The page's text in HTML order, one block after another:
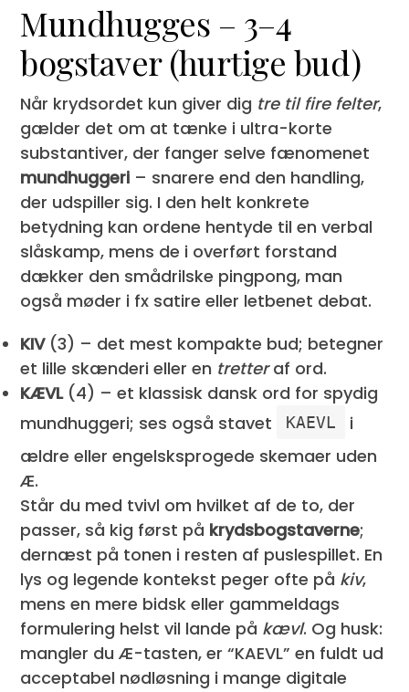
Mundhugges – 3–4
bogstaver (hurtige bud)
Når krydsordet kun giver dig tre til fire felter,
gælder det om at tænke i ultra-korte
substantiver, der fanger selve fænomenet
mundhuggeri – snarere end den handling,
der udspiller sig. I den helt konkrete
betydning kan ordene hentyde til en verbal
slåskamp, mens de i overført forstand
dækker den smådrilske pingpong, man
også møder i fx satire eller letbenet debat.
KIV(3) – det mest kompakte bud; betegner
et lille skænderi eller en tretteraf ord.
KÆVL(4) – et klassisk dansk ord for spydig
mundhuggeri; ses også stavet
KAEVL
i
ældre eller engelsksprogede skemaer uden
Æ.
Står du med tvivl om hvilket af de to, der
passer, så kig først på krydsbogstaverne;
dernæst på tonen i resten af puslespillet. En
lys og legende kontekst peger ofte på kiv,
mens en mere bidsk eller gammeldags
formulering helst vil lande på kævl. Og husk:
mangler du Æ-tasten, er “KAEVL” en fuldt ud
acceptabel nødløsning i mange digitale